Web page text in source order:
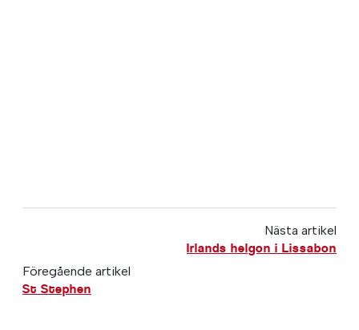
Nästa artikel
Irlands helgon i Lissabon
Föregående artikel
St Stephen